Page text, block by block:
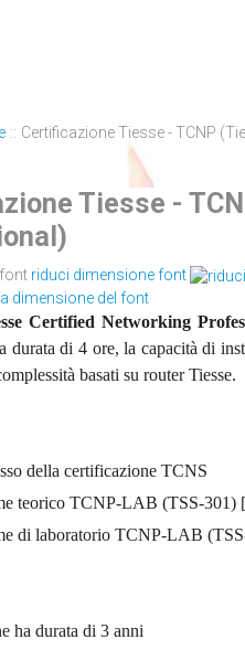
:: Certificazione Tiesse - TCNP
Tiesse -
riduci dimensione font
Certified Networking
durata di 4 ore, la capacità di
basati su router Tiesse.
della certificazione TCNS
teorico TCNP-LAB (TSS-
di laboratorio TCNP-LAB
ha durata di 3 anni